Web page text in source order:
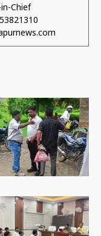
Chief